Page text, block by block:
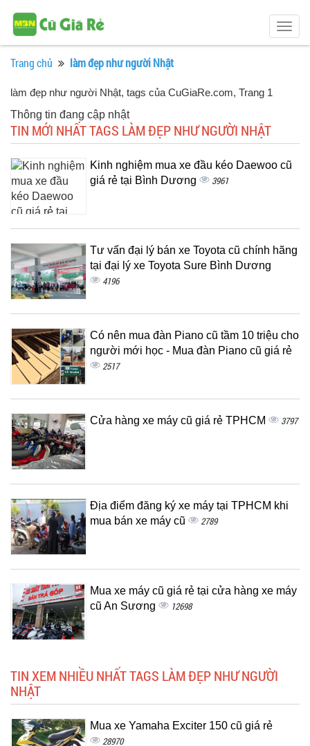
Trang chủ làm đẹp như người Nhật
làm đẹp như người Nhật, tags của CuGiaRe.com, Trang 1
Thông tin đang cập nhật
TIN MỚI NHẤT TAGS LÀM ĐẸP NHƯ NGƯỜI NHẬT
Kinh nghiệm mua xe đầu kéo Daewoo cũ
giá rẻ tại Bình Dương
3961
Tư vấn đại lý bán xe Toyota cũ chính hãng
tại đại lý xe Toyota Sure Bình Dương
4196
Có nên mua đàn Piano cũ tầm 10 triệu cho
người mới học - Mua đàn Piano cũ giá rẻ
2517
Cửa hàng xe máy cũ giá rẻ TPHCM 3797
Địa điểm đăng ký xe máy tại TPHCM khi
mua bán xe máy cũ
2789
Mua xe máy cũ giá rẻ tại cửa hàng xe máy
cũ An Sương
12698
TIN XEM NHIỀU NHẤT TAGS LÀM ĐẸP NHƯ NGƯỜI
NHẬT
Mua xe Yamaha Exciter 150 cũ giá rẻ
28970